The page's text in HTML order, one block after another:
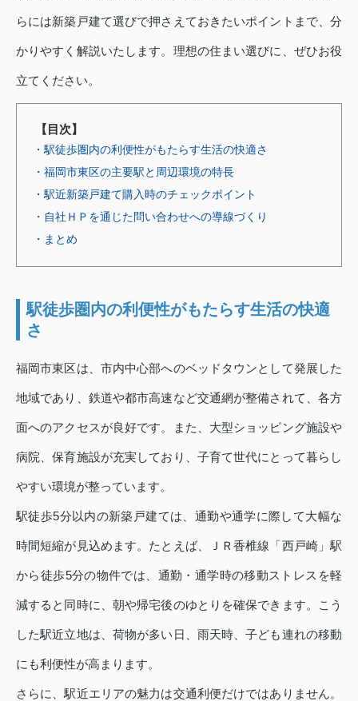
らには新築戸建て選びで押さえておきたいポイントまで、分
かりやすく解説いたします。理想の住まい選びに、ぜひお役
立てください。
【目次】
・駅徒歩圏内の利便性がもたらす生活の快適さ
・福岡市東区の主要駅と周辺環境の特長
・駅近新築戸建て購入時のチェックポイント
・自社ＨＰを通じた問い合わせへの導線づくり
・まとめ
駅徒歩圏内の利便性がもたらす生活の快適
さ
福岡市東区は、市内中心部へのベッドタウンとして発展した
地域であり、鉄道や都市高速など交通網が整備されて、各方
面へのアクセスが良好です。また、大型ショッピング施設や
病院、保育施設が充実しており、子育て世代にとって暮らし
やすい環境が整っています。
駅徒歩5分以内の新築戸建ては、通勤や通学に際して大幅な
時間短縮が見込めます。たとえば、ＪＲ香椎線「西戸崎」駅
から徒歩5分の物件では、通勤・通学時の移動ストレスを軽
減すると同時に、朝や帰宅後のゆとりを確保できます。こう
した駅近立地は、荷物が多い日、雨天時、子ども連れの移動
にも利便性が高まります。
さらに、駅近エリアの魅力は交通利便だけではありません。